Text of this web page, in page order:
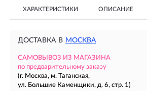
ХАРАКТЕРИСТИКИ ОПИСАНИЕ
ДОСТАВКА В МОСКВА
САМОВЫВОЗ ИЗ МАГАЗИНА
по предварительному заказу
(г. Москва, м. Таганская,
ул. Большие Каменщики, д. 6, стр. 1)